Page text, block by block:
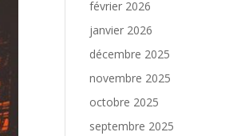
février 2026
janvier 2026
décembre 2025
novembre 2025
octobre 2025
septembre 2025